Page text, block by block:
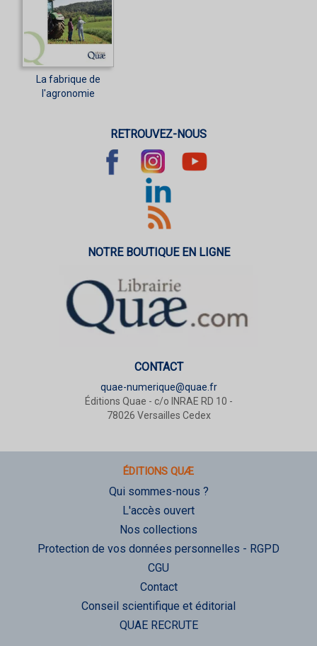
La fabrique de
l'agronomie
RETROUVEZ-NOUS
NOTRE BOUTIQUE EN LIGNE
CONTACT
quae-numerique@quae.fr
Éditions Quae - c/o INRAE RD 10 -
78026 Versailles Cedex
ÉDITIONS QUÆ
Qui sommes-nous ?
L'accès ouvert
Nos collections
Protection de vos données personnelles - RGPD
CGU
Contact
Conseil scientifique et éditorial
QUAE RECRUTE